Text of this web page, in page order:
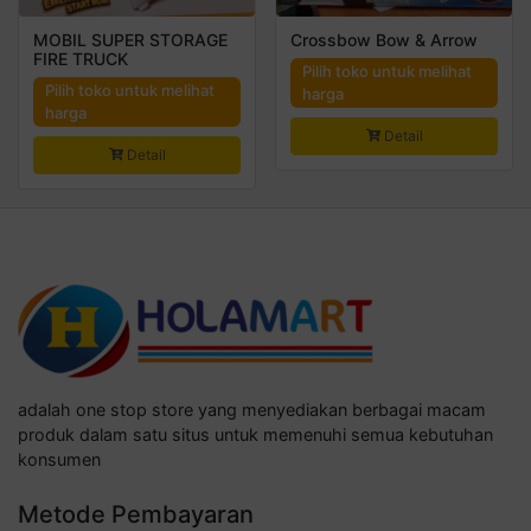
MOBIL SUPER STORAGE
FIRE TRUCK
Pilih toko untuk melihat
harga
Detail
Crossbow Bow & Arrow
Pilih toko untuk melihat
harga
Detail
adalah one stop store yang menyediakan berbagai macam
produk dalam satu situs untuk memenuhi semua kebutuhan
konsumen
Metode Pembayaran